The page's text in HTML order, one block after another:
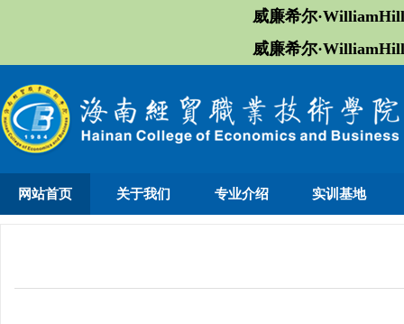
威廉希尔
威廉希尔
网站首页 关于我们 专业介绍 实训基地